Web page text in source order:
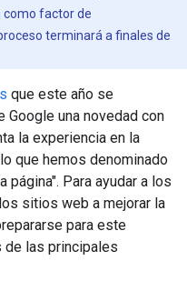
como factor de
terminará a finales de
que este año se
Google una novedad con
la experiencia en la
que hemos denominado
página". Para ayudar a los
sitios web a mejorar la
para este
de las principales